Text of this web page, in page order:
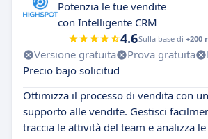
Potenzia le tue vendite
con Intelligente CRM
4.6Sulla base di +200
Versione gratuita Prova gratuita
Precio bajo solicitud
Ottimizza il processo di vendita con
supporto alle vendite. Gestisci
traccia le attività del team e analizza